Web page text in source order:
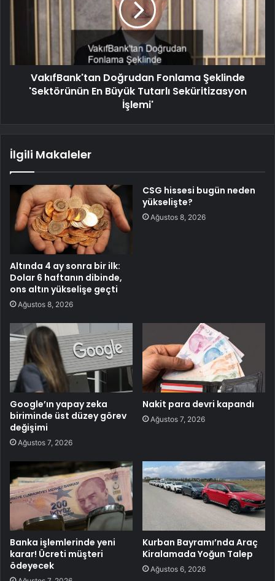
VakıfBank'tan Doğrudan Fonlama Şeklinde
'Sektörünün En Büyük Tutarlı Seküritizasyon
İşlemi'
İlgili Makaleler
Altında 4 ay sonra bir ilk:
Dolar 6 haftanın dibinde,
ons altın yükselişe geçti
Ağustos 8, 2026
CSG hissesi bugün neden
yükselişte?
Ağustos 8, 2026
Google’ın yapay zeka
biriminde üst düzey görev
değişimi
Ağustos 7, 2026
Nakit para devri kapandı
Ağustos 7, 2026
Banka işlemlerinde yeni
karar! Ücreti müşteri
ödeyecek
Kurban Bayramı’nda Araç
Kiralamada Yoğun Talep
Ağustos 6, 2026